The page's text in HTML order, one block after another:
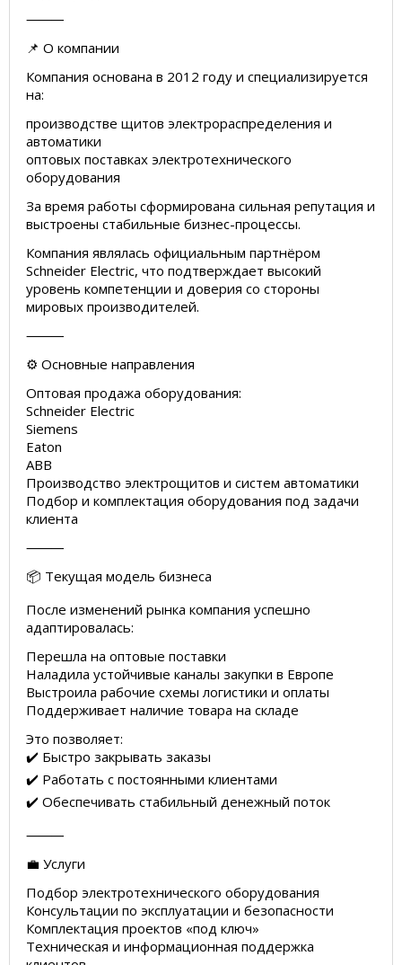
⸻
📌 О компании
Компания основана в 2012 году и специализируется
на:
производстве щитов электрораспределения и
автоматики
оптовых поставках электротехнического
оборудования
За время работы сформирована сильная репутация и
выстроены стабильные бизнес-процессы.
Компания являлась официальным партнёром
Schneider Electric, что подтверждает высокий
уровень компетенции и доверия со стороны
мировых производителей.
⸻
⚙️ Основные направления
Оптовая продажа оборудования:
Schneider Electric
Siemens
Eaton
ABB
Производство электрощитов и систем автоматики
Подбор и комплектация оборудования под задачи
клиента
⸻
📦 Текущая модель бизнеса
После изменений рынка компания успешно
адаптировалась:
Перешла на оптовые поставки
Наладила устойчивые каналы закупки в Европе
Выстроила рабочие схемы логистики и оплаты
Поддерживает наличие товара на складе
Это позволяет:
✔️ Быстро закрывать заказы
✔️ Работать с постоянными клиентами
✔️ Обеспечивать стабильный денежный поток
⸻
💼 Услуги
Подбор электротехнического оборудования
Консультации по эксплуатации и безопасности
Комплектация проектов «под ключ»
Техническая и информационная поддержка